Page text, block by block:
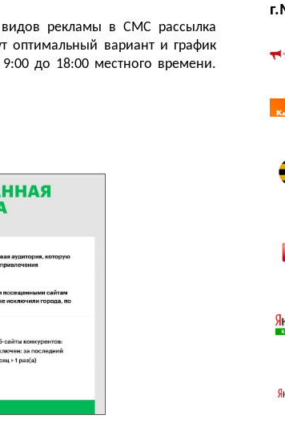
рекламы в СМС рассылка
оптимальный вариант и график
до 18:00 местного времени.